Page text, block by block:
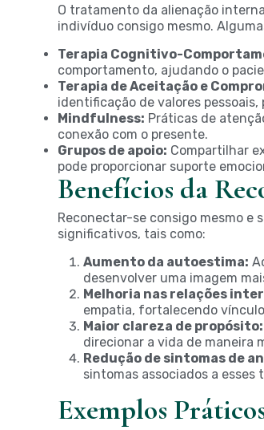
O tratamento da alienação
indivíduo consigo mesmo.
Terapia Cognitivo-
comportamento, ajudando o
Terapia de Aceitação e
identificação de valores
Mindfulness: Práticas de
conexão com o presente.
Grupos de apoio: Compartilhar
pode proporcionar suporte
Benefícios da
Reconectar-se consigo mesmo e
significativos, tais como:
Aumento da autoestima:
desenvolver uma imagem
Melhoria nas relações
empatia, fortalecendo
Maior clareza de propósito:
direcionar a vida de maneira
Redução de sintomas de
sintomas associados a
Exemplos